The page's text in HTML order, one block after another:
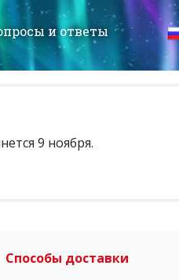
и ответы
9 ноября.
Способы доставки